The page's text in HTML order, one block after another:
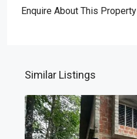
Enquire About This Property
Similar Listings